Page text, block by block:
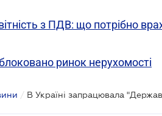
з ПДВ: що потрібно
ринок нерухомості
/ В Україні запрацювала